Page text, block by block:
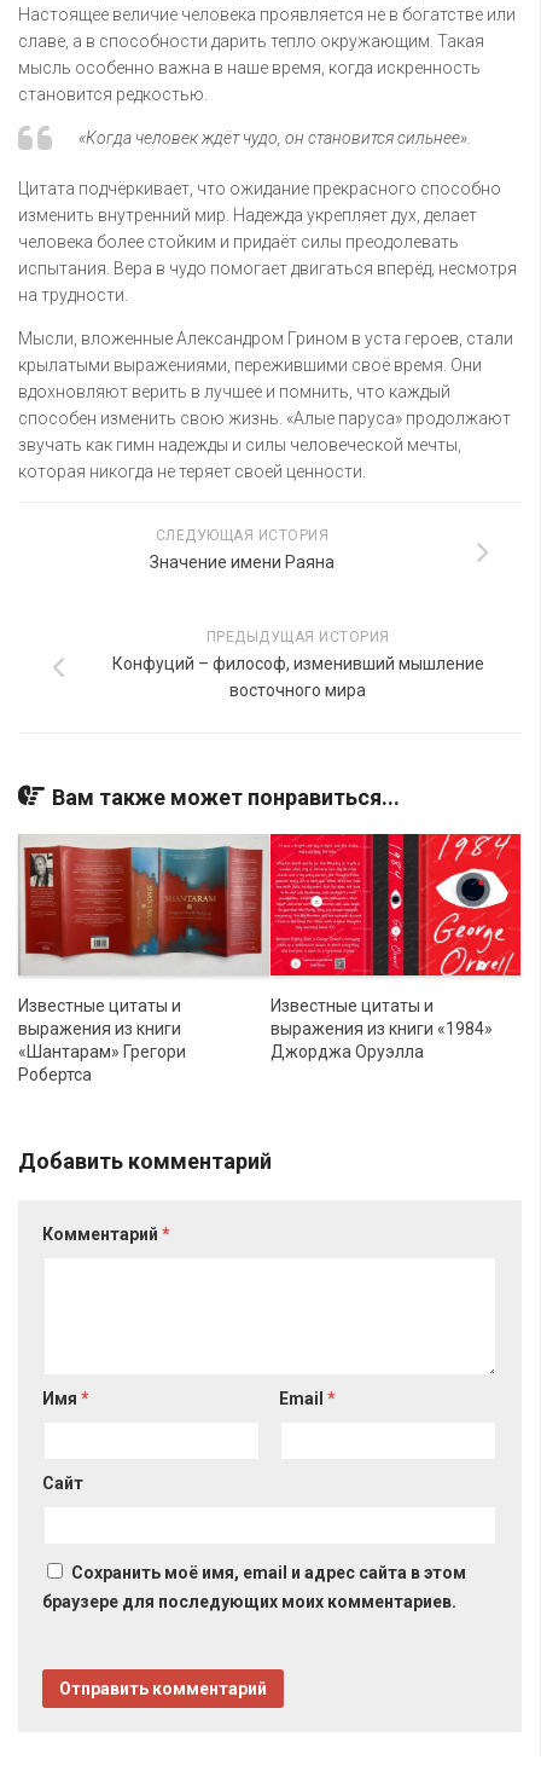
Настоящее величие человека проявляется не в богатстве или
славе, а в способности дарить тепло окружающим. Такая
мысль особенно важна в наше время, когда искренность
становится редкостью.
«Когда человек ждёт чудо, он становится сильнее».
Цитата подчёркивает, что ожидание прекрасного способно
изменить внутренний мир. Надежда укрепляет дух, делает
человека более стойким и придаёт силы преодолевать
испытания. Вера в чудо помогает двигаться вперёд, несмотря
на трудности.
Мысли, вложенные Александром Грином в уста героев, стали
крылатыми выражениями, пережившими своё время. Они
вдохновляют верить в лучшее и помнить, что каждый
способен изменить свою жизнь. «Алые паруса» продолжают
звучать как гимн надежды и силы человеческой мечты,
которая никогда не теряет своей ценности.
СЛЕДУЮЩАЯ ИСТОРИЯ
Значение имени Раяна
ПРЕДЫДУЩАЯ ИСТОРИЯ
Конфуций – философ, изменивший мышление
восточного мира
Вам также может понравиться...
Известные цитаты и
выражения из книги
«Шантарам» Грегори
Робертса
Известные цитаты и
выражения из книги «1984»
Джорджа Оруэлла
Добавить комментарий
Комментарий *
Имя * Email*
Сайт
Сохранить моё имя, email и адрес сайта в этом
браузере для последующих моих комментариев.